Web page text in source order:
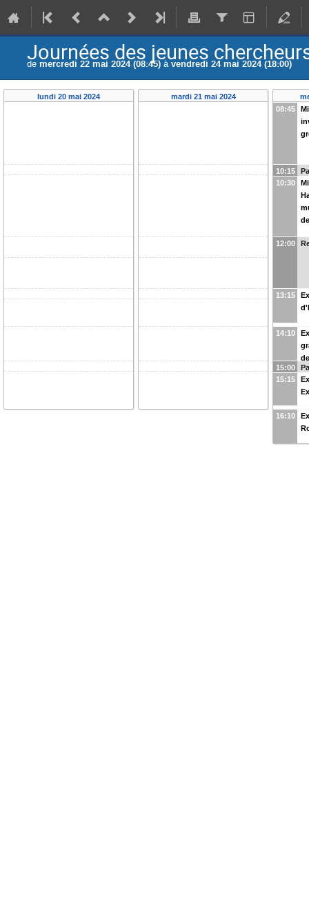
Journées des jeunes
de mercredi 22 mai 2024 (08:45) àvendredi 24 mai 2024 (18:00)
lundi 20 mai 2024 mardi 21 mai 2024
08:45
10:15
10:30
12:00
13:15
14:10
15:00
15:15
16:10